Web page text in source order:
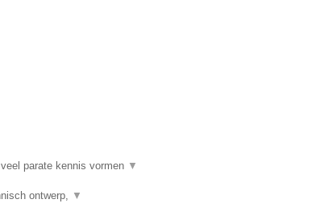
parate kennis vormen ▼
ontwerp, ▼